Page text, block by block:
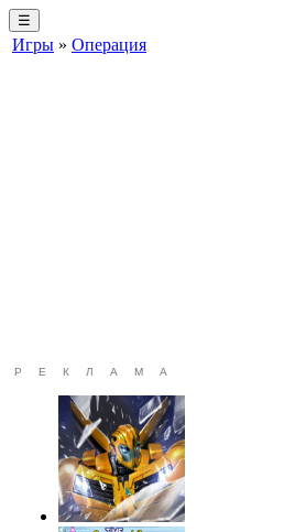
☰
Игры » Операция
РЕКЛАМА